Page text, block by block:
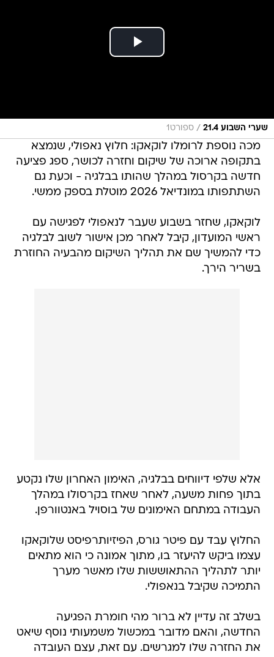
שערי השבוע 21.4 / ספורט1
מכה נוספת לרומלו לוקאקו: חלוץ נאפולי, שנמצא
בתקופה ארוכה של שיקום וחזרה לכושר, ספג פציעה
חדשה בקרסול במהלך שהותו בבלגיה - וכעת גם
השתתפותו במונדיאל 2026 מוטלת בספק ממשי.
לוקאקו, שחזר בשבוע שעבר לנאפולי לפגישה עם
ראשי המועדון, קיבל לאחר מכן אישור לשוב לבלגיה
כדי להמשיך שם את תהליך השיקום מהבעיה החוזרת
בשריר הירך.
אלא שלפי דיווחים בבלגיה, האימון האחרון שלו נקטע
בתוך פחות משעה, לאחר שאחז בקרסולו במהלך
העבודה במתחם האימונים של בוסויל באנטוורפן.
החלוץ עבד עם פיטר גורס, הפיזיותרפיסט שלוקאקו
עצמו ביקש להיעזר בו, מתוך אמונה כי הוא מתאים
יותר לתהליך ההתאוששות שלו מאשר מערך
התמיכה שקיבל בנאפולי.
בשלב זה עדיין לא ברור מהי חומרת הפגיעה
החדשה, והאם מדובר במכשול משמעותי נוסף שיאט
את החזרה שלו למגרשים. עם זאת, עצם העובדה